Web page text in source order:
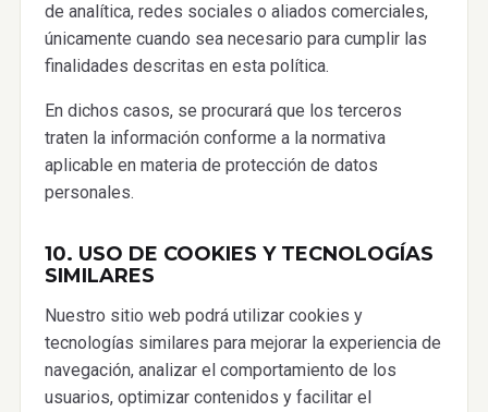
de analítica, redes sociales o aliados comerciales,
únicamente cuando sea necesario para cumplir las
finalidades descritas en esta política.
En dichos casos, se procurará que los terceros
traten la información conforme a la normativa
aplicable en materia de protección de datos
personales.
10. USO DE COOKIES Y TECNOLOGÍAS
SIMILARES
Nuestro sitio web podrá utilizar cookies y
tecnologías similares para mejorar la experiencia de
navegación, analizar el comportamiento de los
usuarios, optimizar contenidos y facilitar el